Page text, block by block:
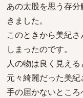
あの太股を思う存
きました。
このときから美紀
しまったのです。
人の物は良く見える
元々綺麗だった美紀
手の届かないとこ